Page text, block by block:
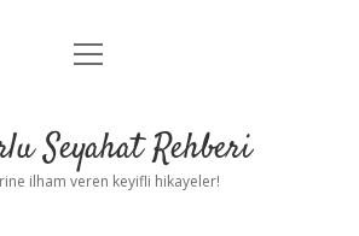
Anasayfa
Yasal Uyarı
menüyü
Seyahat Rehberi
ilham veren keyifli hikayeler!